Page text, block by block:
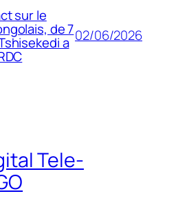
sur le
de 7
a 02/06/2026
Tele-